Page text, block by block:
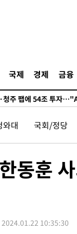
국제 경제 금융
일 루트' 합의…북쪽
수도권 폭염중대경보,
사들, 정원 초과 시 낮
청주 팹에 54조 투자
7경기 들여다보니…한국
인트(0.36%) 내린
원 내린 1416.1원 마
관측…서울, 2018년 이
수용공간 확보' 신용해
접대 파문까지…'쑥대밭'
와대 국회/정당
동훈
2024.01.22 10:35:30